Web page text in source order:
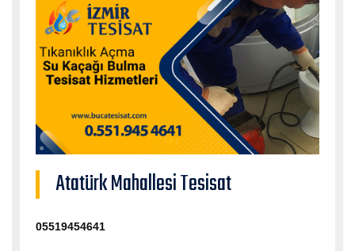
Atatürk Mahallesi Tesisat
05519454641